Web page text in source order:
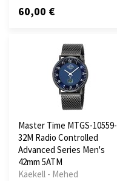
60,00 €
Master Time MTGS-10559-
32M Radio Controlled
Advanced Series Men's
42mm 5ATM
Käekell - Mehed